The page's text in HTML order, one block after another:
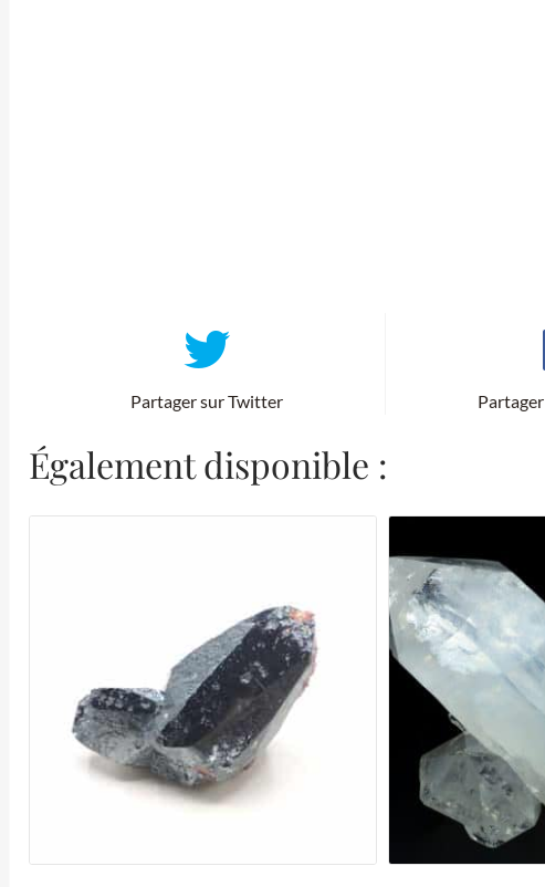
Partager sur Twitter
Également disponible :